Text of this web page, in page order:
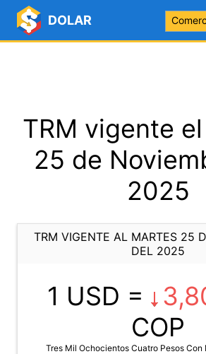
DOLAR
TRM vigente
25 de
2025
TRM VIGENTE AL MARTES 25
DEL 2025
1 USD =
COP
Tres Mil Ochocientos Cuatro Pesos